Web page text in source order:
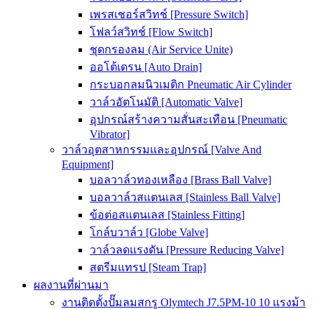
เพรสเชอร์สวิทช์ [Pressure Switch]
โฟลว์สวิทช์ [Flow Switch]
ชุดกรองลม (Air Service Unite)
ออโต้เดรน [Auto Drain]
กระบอกลมนิวเมติก Pneumatic Air Cylinder
วาล์วอัตโนมัติ [Automatic Valve]
อุปกรณ์สร้างความสั่นสะเทือน [Pneumatic
Vibrator]
วาล์วอุตสาหกรรมและอุปกรณ์ [Valve And
Equipment]
บอลวาล์วทองเหลือง [Brass Ball Valve]
บอลวาล์วสแตนเลส [Stainless Ball Valve]
ข้อต่อสแตนเลส [Stainless Fitting]
โกล์บวาล์ว [Globe Valve]
วาล์วลดแรงดัน [Pressure Reducing Valve]
สตรีมแทรป [Steam Trap]
ผลงานที่ผ่านมา
งานติดตั้งปั๊มลมสกรู Olymtech J7.5PM-10 10 แรงม้า